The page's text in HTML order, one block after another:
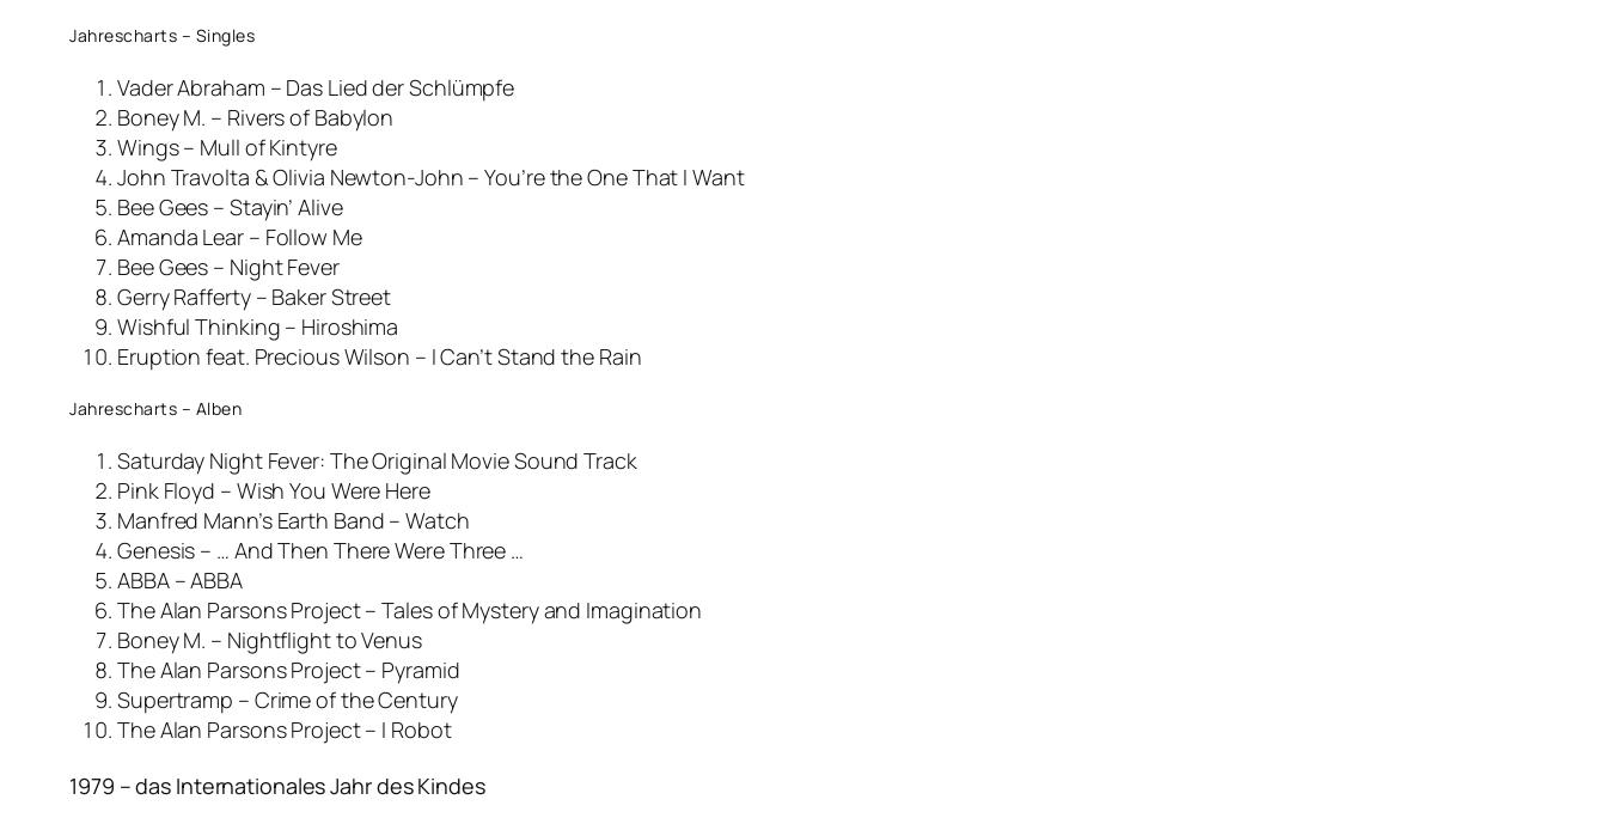
Jahrescharts – Singles
Vader Abraham – Das Lied der Schlümpfe
Boney M. – Rivers of Babylon
Wings – Mull of Kintyre
John Travolta & Olivia Newton-John – You’re the One That I Want
Bee Gees – Stayin’ Alive
Amanda Lear – Follow Me
Bee Gees – Night Fever
Gerry Rafferty – Baker Street
Wishful Thinking – Hiroshima
Eruption feat. Precious Wilson – I Can’t Stand the Rain
Jahrescharts – Alben
Saturday Night Fever: The Original Movie Sound Track
Pink Floyd – Wish You Were Here
Manfred Mann’s Earth Band – Watch
Genesis – … And Then There Were Three …
ABBA – ABBA
The Alan Parsons Project – Tales of Mystery and Imagination
Boney M. – Nightflight to Venus
The Alan Parsons Project – Pyramid
Supertramp – Crime of the Century
The Alan Parsons Project – I Robot
1979 – das Internationales Jahr des Kindes